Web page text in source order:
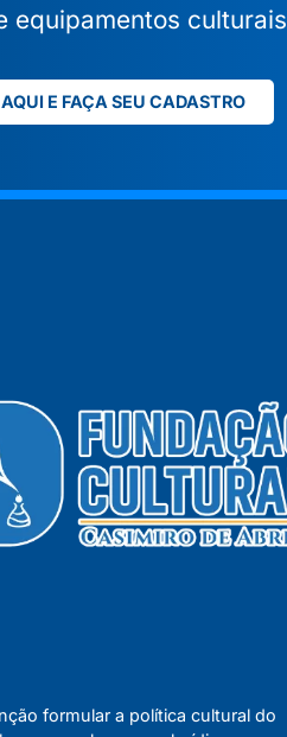
equipamentos culturais
E FAÇA SEU CADASTRO
formular a política cultural do